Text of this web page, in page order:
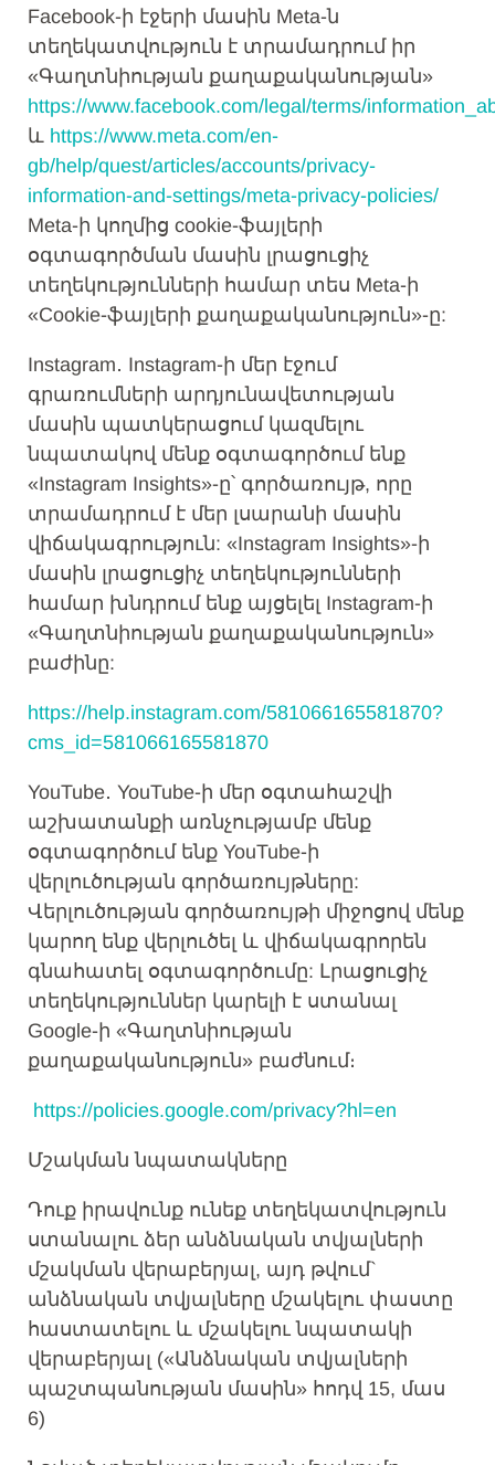
Facebook-ի էջերի մասին Meta-ն
տեղեկատվություն է տրամադրում իր
«Գաղտնիության քաղաքականության»
https://www.facebook.com/legal/terms/
և https://www.meta.com/en-
gb/help/quest/articles/accounts/privacy-
information-and-settings/meta-privacy-policies/
Meta-ի կողմից cookie-ֆայլերի
օգտագործման մասին լրացուցիչ
տեղեկությունների համար տես Meta-ի
«Cookie-ֆայլերի քաղաքականություն»-ը:
Instagram․ Instagram-ի մեր էջում
գրառումների արդյունավետության
մասին պատկերացում կազմելու
նպատակով մենք օգտագործում ենք
«Instagram Insights»-ը՝ գործառույթ, որը
տրամադրում է մեր լսարանի մասին
վիճակագրություն: «Instagram Insights»-ի
մասին լրացուցիչ տեղեկությունների
համար խնդրում ենք այցելել Instagram-ի
«Գաղտնիության քաղաքականություն»
բաժինը:
https://help.instagram.com/581066165581870?
cms_id=581066165581870
YouTube․ YouTube-ի մեր օգտահաշվի
աշխատանքի առնչությամբ մենք
օգտագործում ենք YouTube-ի
վերլուծության գործառույթները:
Վերլուծության գործառույթի միջոցով մենք
կարող ենք վերլուծել և վիճակագրորեն
գնահատել օգտագործումը: Լրացուցիչ
տեղեկություններ կարելի է ստանալ
Google-ի «Գաղտնիության
քաղաքականություն» բաժնում։
https://policies.google.com/privacy?hl=en
Մշակման նպատակները
Դուք իրավունք ունեք տեղեկատվություն
ստանալու ձեր անձնական տվյալների
մշակման վերաբերյալ, այդ թվում`
անձնական տվյալները մշակելու փաստը
հաստատելու և մշակելու նպատակի
վերաբերյալ («Անձնական տվյալների
պաշտպանության մասին» հոդվ 15, մաս
6)